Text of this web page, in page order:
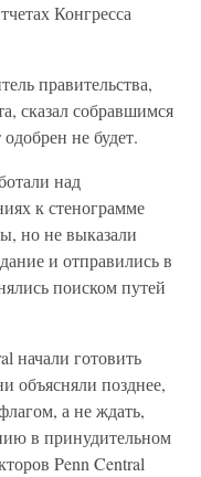
Конгресса
правительства,
сказал собравшимся
не будет.
над
к стенограмме
но не выказали
и отправились в
поиском путей
начали готовить
объясняли позднее,
а не ждать,
в принудительном
Penn Central